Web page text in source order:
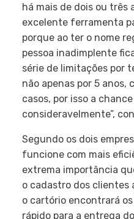
há mais de dois ou três
excelente ferramenta
porque ao ter o nome
pessoa inadimplente
série de limitações por
não apenas por 5 anos,
casos, por isso a
consideravelmente”,
Segundo os dois
funcione com mais
extrema importância
o cadastro dos clientes
o cartório encontrará
rápido para a entrega